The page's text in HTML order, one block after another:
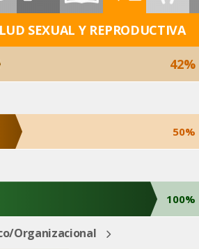
SEXUAL Y REPRODUCTIVA
42%
50%
100%
Organizacional